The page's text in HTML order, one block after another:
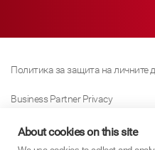
Политика за защита на личните
Business Partner Privacy
Политика за използване на
About cookies on this site